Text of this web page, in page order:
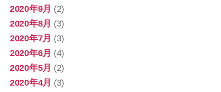
2020年9月 (2)
2020年8月 (3)
2020年7月 (3)
2020年6月 (4)
2020年5月 (2)
2020年4月 (3)